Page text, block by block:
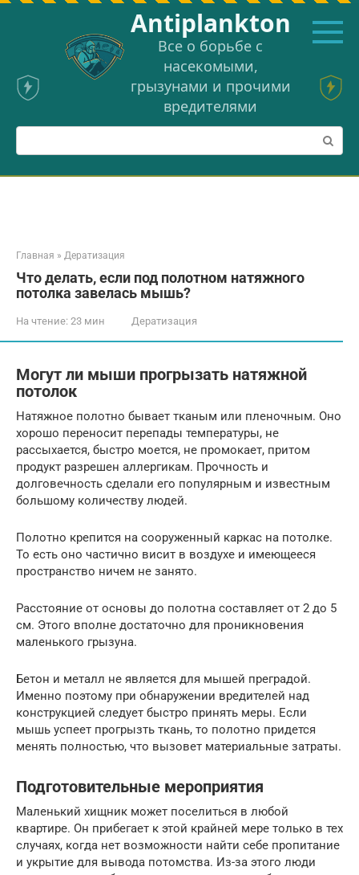
Перейти
Аntiplankton
Все о борьбе с
насекомыми,
грызунами и прочими
вредителями
Поиск:
Главная » Дератизация
Что делать, если под полотном натяжного
потолка завелась мышь?
На чтение: 23 мин Дератизация
Могут ли мыши прогрызать натяжной
потолок
Натяжное полотно бывает тканым или пленочным. Оно
хорошо переносит перепады температуры, не
рассыхается, быстро моется, не промокает, притом
продукт разрешен аллергикам. Прочность и
долговечность сделали его популярным и известным
большому количеству людей.
Полотно крепится на сооруженный каркас на потолке.
То есть оно частично висит в воздухе и имеющееся
пространство ничем не занято.
Расстояние от основы до полотна составляет от 2 до 5
см. Этого вполне достаточно для проникновения
маленького грызуна.
Бетон и металл не является для мышей преградой.
Именно поэтому при обнаружении вредителей над
конструкцией следует быстро принять меры. Если
мышь успеет прогрызть ткань, то полотно придется
менять полностью, что вызовет материальные затраты.
Подготовительные мероприятия
Маленький хищник может поселиться в любой
квартире. Он прибегает к этой крайней мере только в тех
случаях, когда нет возможности найти себе пропитание
и укрытие для вывода потомства. Из-за этого люди